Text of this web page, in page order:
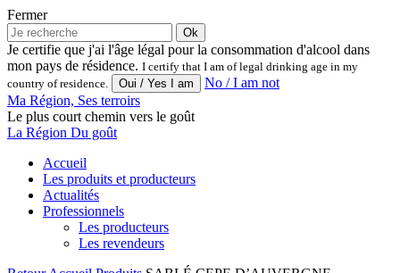
Fermer
Ok
Je certifie que j'ai l'âge légal pour la consommation d'alcool dans
mon pays de résidence. I certify that I am of legal drinking age in my
country of residence.
No / I am not
Ma Région, Ses terroirs
Le plus court chemin vers le goût
La Région Du goût
Accueil
Les produits et producteurs
Actualités
Professionnels
Les producteurs
Les revendeurs